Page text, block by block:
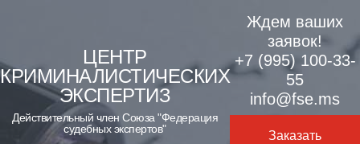
content
ЦЕНТР
КРИМИНАЛИСТИЧЕСКИХ
ЭКСПЕРТИЗ
Действительный член Союза "Федерация
судебных экспертов"
Ждем ваших
заявок!
+7 (995) 100-33-
55
info@fse.ms
Заказать